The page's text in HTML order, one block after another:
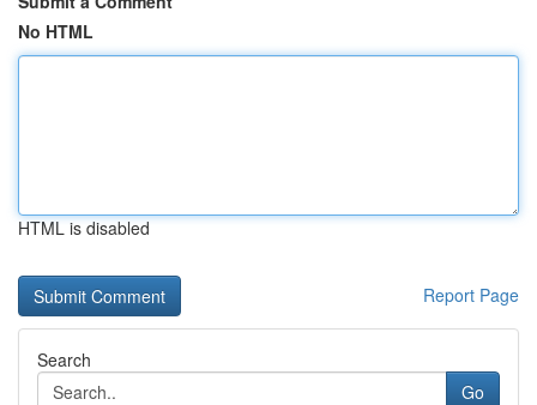
No HTML
HTML is disabled
Report Page
Search
Go